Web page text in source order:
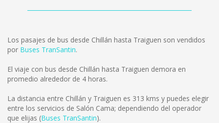
Los pasajes de bus desde Chillán hasta Traiguen son vendidos
por Buses TranSantin.
El viaje con bus desde Chillán hasta Traiguen demora en
promedio alrededor de 4 horas.
La distancia entre Chillán y Traiguen es 313 kms y puedes elegir
entre los servicios de Salón Cama; dependiendo del operador
que elijas (Buses TranSantin).